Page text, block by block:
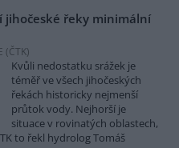
jihočeské řeky minimální
(ČTK)
Kvůli nedostatku srážek je
téměř ve všech jihočeských
řekách historicky nejmenší
průtok vody. Nejhorší je
situace v rovinatých oblastech,
to řekl hydrolog Tomáš